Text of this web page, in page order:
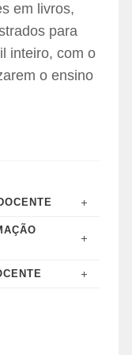
em livros,
para
inteiro, com o
o ensino